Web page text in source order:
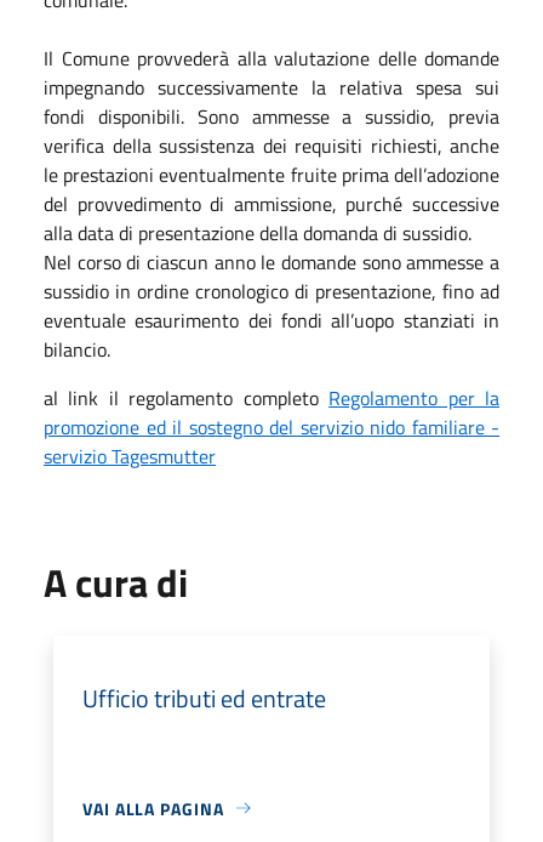
Il Comune provvederà alla valutazione delle domande
impegnando successivamente la relativa spesa sui
fondi disponibili. Sono ammesse a sussidio, previa
verifica della sussistenza dei requisiti richiesti, anche
le prestazioni eventualmente fruite prima dell’adozione
del provvedimento di ammissione, purché successive
alla data di presentazione della domanda di sussidio.
Nel corso di ciascun anno le domande sono ammesse a
sussidio in ordine cronologico di presentazione, fino ad
eventuale esaurimento dei fondi all’uopo stanziati in
bilancio.
al link il regolamento completo Regolamento per la
promozione ed il sostegno del servizio nido familiare -
servizio Tagesmutter
A cura di
Ufficio tributi ed entrate
VAI ALLA PAGINA